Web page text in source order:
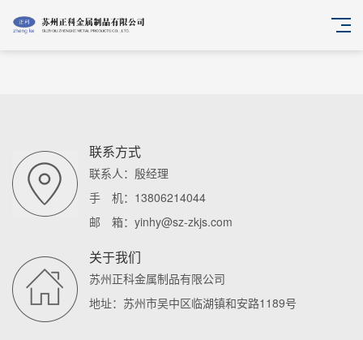
联系方式
联系人：殷经理
手 机：13806214044
邮 箱：yinhy@sz-zkjs.com
关于我们
苏州正科金属制品有限公司
地址：苏州市吴中区临湖镇和安路1189号